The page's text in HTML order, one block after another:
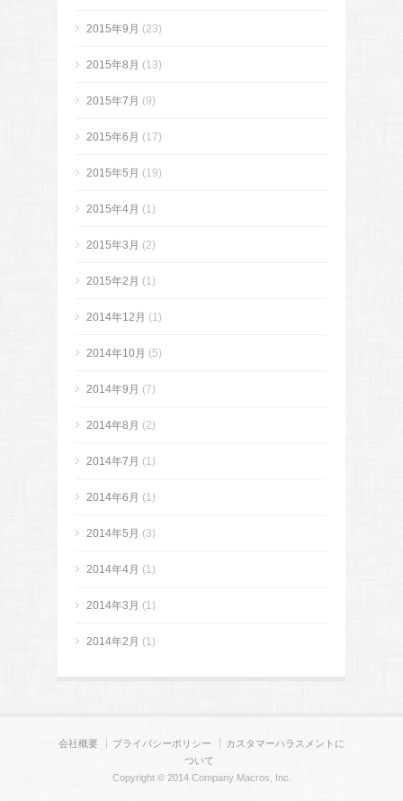
2015年9月 (23)
2015年8月 (13)
2015年7月 (9)
2015年6月 (17)
2015年5月 (19)
2015年4月 (1)
2015年3月 (2)
2015年2月 (1)
2014年12月 (1)
2014年10月 (5)
2014年9月 (7)
2014年8月 (2)
2014年7月 (1)
2014年6月 (1)
2014年5月 (3)
2014年4月 (1)
2014年3月 (1)
2014年2月 (1)
会社概要 プライバシーポリシー
カスタマーハラスメントに
ついて
Copyright © 2014 Company Macros, Inc.